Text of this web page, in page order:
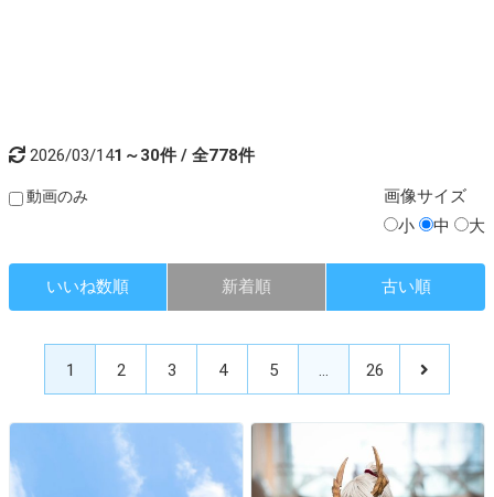
2026/03/141～30件 / 全778件
動画のみ 画像サイズ
小
中 大
いいね数順 新着順 古い順
1 2 3 4 5 … 26